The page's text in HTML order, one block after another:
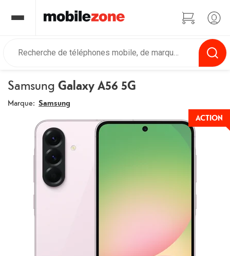
Samsung Galaxy A56 5G
Marque: Samsung
ACTION